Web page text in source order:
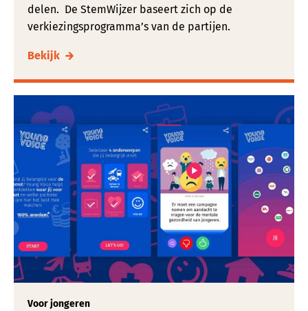
delen. De StemWijzer baseert zich op de
verkiezingsprogramma’s van de partijen.
Bekijk
Voor jongeren